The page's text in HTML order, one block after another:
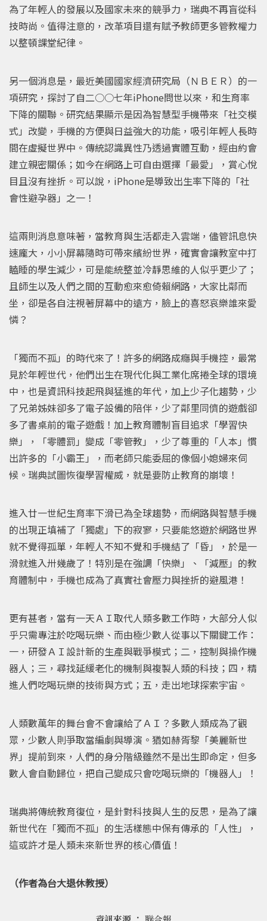
為了年輕人的發展以及國家未來的競爭力，瑞典不再盲從科
技時尚。值得注意的，改革項目還有賦予教師更多管教權力
以整頓課堂紀律。
另一個消息是，最近美國國家經濟研究局（ＮＢＥＲ）的一
項研究，探討了自二○○七年iPhone問世以來，和生育率
下降的關聯。研究結果顯示是因為智慧型手機帶來「社交模
式」改變，手機的方便與日益強大的功能，吸引年輕人長時
間在虛擬世界中。傳統認識異性乃透過實體互動，經由約會
建立親密關係；如今在網路上可自由選擇「最愛」，賞心悅
目且沒有挫折。可以說，iPhone是導致出生率下降的「社
會性避孕器」之一！
這兩則消息意味著，當教育與生活都走入雲端，儘管訊息快
速龐大，小小屏幕隨時可帶來繽紛世界，確實會讓教室中打
瞌睡的學生減少，可是能統整並冷靜思維的人似乎更少了；
且師生以及人們之間的互動愈來愈倚賴網路，大家比鄰而
坐，卻是各自注視著屏幕中的遠方，臉上的喜怒哀樂誰來愛
憐？
「獨而不孤」的時代來了！許多的網路成癮與手機控，最常
見於年輕世代，他們出生在現代化與工業化席捲全球的環境
中，也是資訊科技起飛與猛進的年代，加上少子化趨勢，少
了兄弟姊妹卻多了電子設備的陪伴，少了鄰里同儕的遊戲卻
多了書桌前的電子遊戲！加上教育體制盲目追求「學習快
樂」，「零體罰」變成「零管教」，少了尊重的「人本」慣
出許多的「小霸王」，而老師只能委屈的像個小媳婦來伺
候。瑞典試圖恢復學習權威，就是要防止教育的崩壞！
進入廿一世紀生育率下滑已為全球趨勢，而網路與智慧手機
的出現正填補了「獨處」下的寂寥，只要能悠遊於網路世界
就不覺得孤單，年輕人不知不覺和手機結了「昏」，於是一
滑就進入卅幾歲了！特別是在強調「快樂」、「減壓」的教
育體制中，手機也成為了真實社會壓力與挫折的避風港！
更有甚者，當有一天ＡＩ取代人類多數工作時，大部分人似
乎只需專注於吃喝玩樂、而由極少數人從事以下關鍵工作：
一，研發ＡＩ設計新的生產與戰爭模式；二，控制與操作機
器人；三，尋找延緩老化的機制與複製人類的科技；四，精
進人們吃喝玩樂的技術與方式；五，走出地球探索宇宙。
人類數萬年的舞台會不會讓給了ＡＩ？多數人類成為了觀
眾，少數人則爭取當編劇與導演。猶如赫胥黎「美麗新世
界」提前到來，人們的身分階級雖然不是出生即命定，但多
數人會自動歸位，把自己變成只會吃喝玩樂的「機器人」！
瑞典將傳統教育復位，是針對科技與人生的反思，是為了讓
新世代在「獨而不孤」的生活樣態中保有傳承的「人性」，
這或許才是人類未來新世界的核心價值！
（作者為台大退休教授）